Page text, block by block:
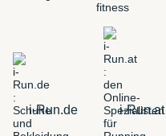
i-Run.de i-Run.at